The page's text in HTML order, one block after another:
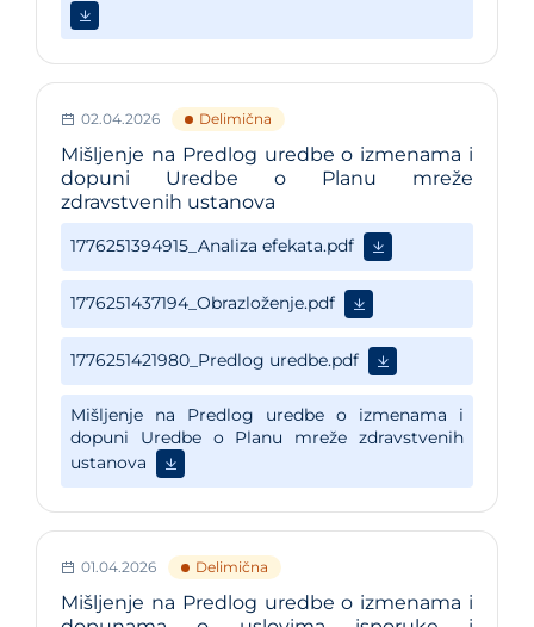
02.04.2026 Delimična
Mišljenje na Predlog uredbe o izmenama i
dopuni Uredbe o Planu mreže
zdravstvenih ustanova
01.04.2026 Delimična
Mišljenje na Predlog uredbe o izmenama i